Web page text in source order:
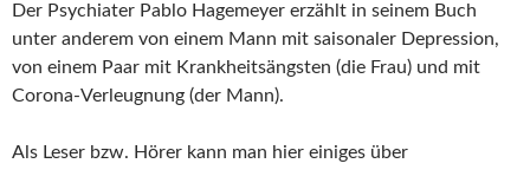
Der Psychiater Pablo Hagemeyer erzählt in seinem Buch
unter anderem von einem Mann mit saisonaler Depression,
von einem Paar mit Krankheitsängsten (die Frau) und mit
Corona-Verleugnung (der Mann).
Als Leser bzw. Hörer kann man hier einiges über